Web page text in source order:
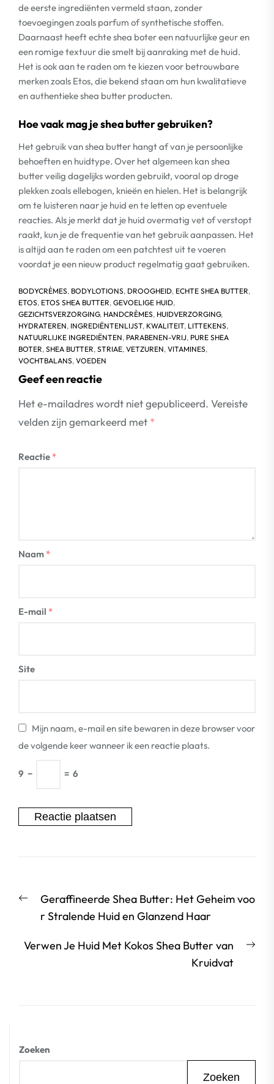
de eerste ingrediënten vermeld staan, zonder
toevoegingen zoals parfum of synthetische stoffen.
Daarnaast heeft echte shea boter een natuurlijke geur en
een romige textuur die smelt bij aanraking met de huid.
Het is ook aan te raden om te kiezen voor betrouwbare
merken zoals Etos, die bekend staan om hun kwalitatieve
en authentieke shea butter producten.
Hoe vaak mag je shea butter gebruiken?
Het gebruik van shea butter hangt af van je persoonlijke
behoeften en huidtype. Over het algemeen kan shea
butter veilig dagelijks worden gebruikt, vooral op droge
plekken zoals ellebogen, knieën en hielen. Het is belangrijk
om te luisteren naar je huid en te letten op eventuele
reacties. Als je merkt dat je huid overmatig vet of verstopt
raakt, kun je de frequentie van het gebruik aanpassen. Het
is altijd aan te raden om een patchtest uit te voeren
voordat je een nieuw product regelmatig gaat gebruiken.
BODYCRÈMES, BODYLOTIONS, DROOGHEID, ECHTE SHEA BUTTER,
ETOS, ETOS SHEA BUTTER, GEVOELIGE HUID,
GEZICHTSVERZORGING, HANDCRÈMES, HUIDVERZORGING,
HYDRATEREN, INGREDIËNTENLIJST, KWALITEIT, LITTEKENS,
NATUURLIJKE INGREDIËNTEN, PARABENEN-VRIJ, PURE SHEA
BOTER, SHEA BUTTER, STRIAE, VETZUREN, VITAMINES,
VOCHTBALANS, VOEDEN
Geef een reactie
Het e-mailadres wordt niet gepubliceerd. Vereiste
velden zijn gemarkeerd met *
Reactie *
Naam *
E-mail *
Site
Mijn naam, e-mail en site bewaren in deze browser voor
de volgende keer wanneer ik een reactie plaats.
9 − = 6
Vorige
bericht:
Geraffineerde Shea Butter: Het Geheim voo
r Stralende Huid en Glanzend Haar
Verwen Je Huid Met Kokos Shea Butter van
Kruidvat
Zoeken
Zoeken